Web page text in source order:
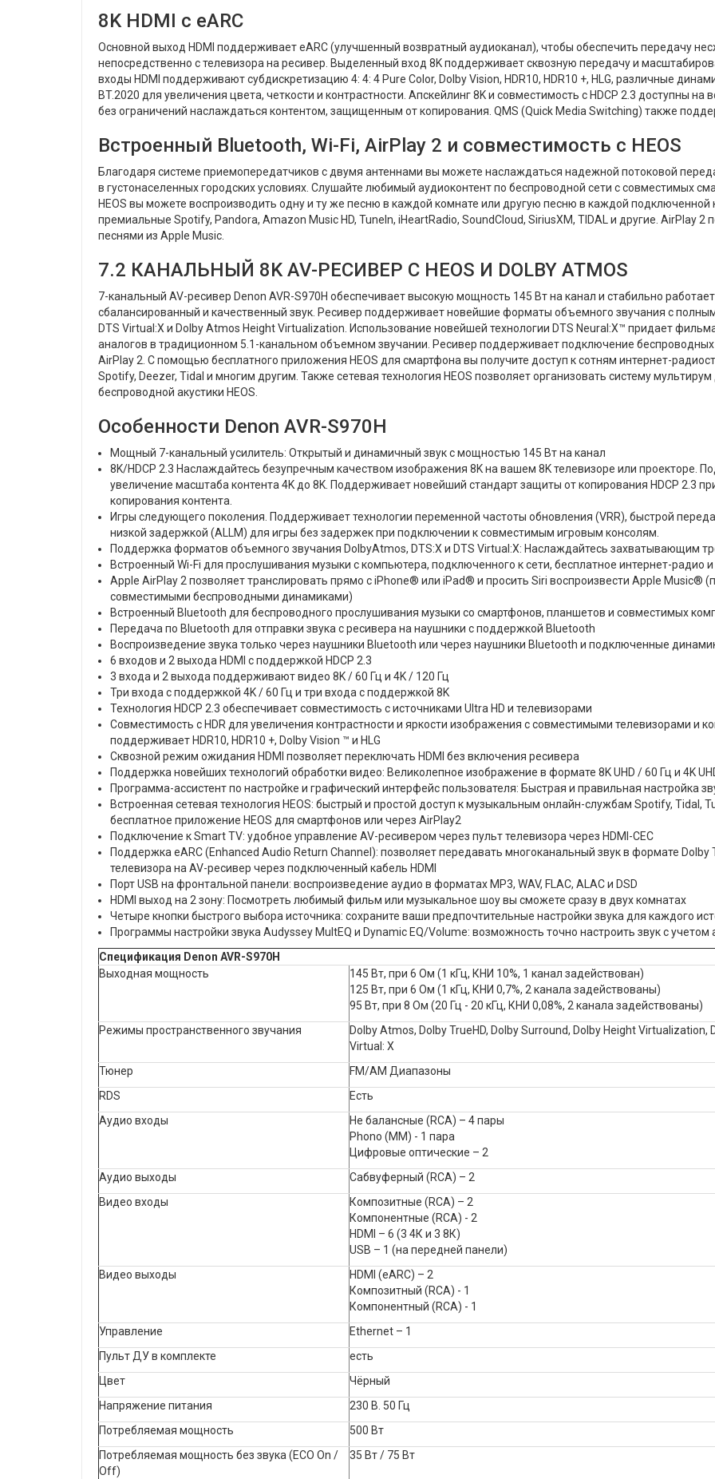
8K HDMI с eARC
Основной выход HDMI поддерживает eARC (улучшенный возвратный аудиоканал), чтобы обеспечить передачу
непосредственно с телевизора на ресивер. Выделенный вход 8K поддерживает сквозную передачу и
входы HDMI поддерживают субдискретизацию 4: 4: 4 Pure Color, Dolby Vision, HDR10, HDR10 +, HLG, различные
BT.2020 для увеличения цвета, четкости и контрастности. Апскейлинг 8K и совместимость с HDCP 2.3 доступны на
без ограничений наслаждаться контентом, защищенным от копирования. QMS (Quick Media Switching) также
Встроенный Bluetooth, Wi-Fi, AirPlay 2 и совместимость с HEOS
Благодаря системе приемопередатчиков с двумя антеннами вы можете наслаждаться надежной потоковой
в густонаселенных городских условиях. Слушайте любимый аудиоконтент по беспроводной сети с совместимых
HEOS вы можете воспроизводить одну и ту же песню в каждой комнате или другую песню в каждой
премиальные Spotify, Pandora, Amazon Music HD, TuneIn, iHeartRadio, SoundCloud, SiriusXM, TIDAL и другие. AirPlay
песнями из Apple Music.
7.2 КАНАЛЬНЫЙ 8K AV-РЕСИВЕР С HEOS И DOLBY ATMOS
7-канальный AV-ресивер Denon AVR-S970H обеспечивает высокую мощность 145 Вт на канал и стабильно
сбалансированный и качественный звук. Ресивер поддерживает новейшие форматы объемного звучания с
DTS Virtual:X и Dolby Atmos Height Virtualization. Использование новейшей технологии DTS Neural:X™ придает
аналогов в традиционном 5.1-канальном объемном звучании. Ресивер поддерживает подключение беспроводных
AirPlay 2. С помощью бесплатного приложения HEOS для смартфона вы получите доступ к сотням интернет-
Spotify, Deezer, Tidal и многим другим. Также сетевая технология HEOS позволяет организовать систему
беспроводной акустики HEOS.
Особенности Denon AVR-S970H
Мощный 7-канальный усилитель: Открытый и динамичный звук с мощностью 145 Вт на канал
8K/HDCP 2.3 Наслаждайтесь безупречным качеством изображения 8K на вашем 8K телевизоре или проекторе.
увеличение масштаба контента 4K до 8K. Поддерживает новейший стандарт защиты от копирования HDCP 2.3
копирования контента.
Игры следующего поколения. Поддерживает технологии переменной частоты обновления (VRR), быстрой
низкой задержкой (ALLM) для игры без задержек при подключении к совместимым игровым консолям.
Поддержка форматов объемного звучания DolbyAtmos, DTS:X и DTS Virtual:X: Наслаждайтесь захватывающим
Встроенный Wi-Fi для прослушивания музыки с компьютера, подключенного к сети, бесплатное интернет-радио
Apple AirPlay 2 позволяет транслировать прямо с iPhone® или iPad® и просить Siri воспроизвести Apple Music®
совместимыми беспроводными динамиками)
Встроенный Bluetooth для беспроводного прослушивания музыки со смартфонов, планшетов и совместимых
Передача по Bluetooth для отправки звука с ресивера на наушники с поддержкой Bluetooth
Воспроизведение звука только через наушники Bluetooth или через наушники Bluetooth и подключенные
6 входов и 2 выхода HDMI с поддержкой HDCP 2.3
3 входа и 2 выхода поддерживают видео 8K / 60 Гц и 4K / 120 Гц
Три входа с поддержкой 4K / 60 Гц и три входа с поддержкой 8K
Технология HDCP 2.3 обеспечивает совместимость с источниками Ultra HD и телевизорами
Совместимость с HDR для увеличения контрастности и яркости изображения с совместимыми телевизорами и
поддерживает HDR10, HDR10 +, Dolby Vision ™ и HLG
Сквозной режим ожидания HDMI позволяет переключать HDMI без включения ресивера
Поддержка новейших технологий обработки видео: Великолепное изображение в формате 8K UHD / 60 Гц и 4K
Программа-ассистент по настройке и графический интерфейс пользователя: Быстрая и правильная настройка
Встроенная сетевая технология HEOS: быстрый и простой доступ к музыкальным онлайн-службам Spotify, Tidal,
бесплатное приложение HEOS для смартфонов или через AirPlay2
Подключение к Smart TV: удобное управление AV-ресивером через пульт телевизора через HDMI-CEC
Поддержка eARC (Enhanced Audio Return Channel): позволяет передавать многоканальный звук в формате Dolby
телевизора на AV-ресивер через подключенный кабель HDMI
Порт USB на фронтальной панели: воспроизведение аудио в форматах MP3, WAV, FLAC, ALAC и DSD
HDMI выход на 2 зону: Посмотреть любимый фильм или музыкальное шоу вы сможете сразу в двух комнатах
Четыре кнопки быстрого выбора источника: сохраните ваши предпочтительные настройки звука для каждого
Программы настройки звука Audyssey MultEQ и Dynamic EQ/Volume: возможность точно настроить звук с учетом
Спецификация Denon AVR-S970H
Выходная мощность
145 Вт, при 6 Ом (1 кГц, КНИ 10%, 1 канал задействован)
125 Вт, при 6 Ом (1 кГц, КНИ 0,7%, 2 канала задействованы)
95 Вт, при 8 Ом (20 Гц - 20 кГц, КНИ 0,08%, 2 канала задействованы)
Режимы пространственного звучания
Dolby Atmos, Dolby TrueHD, Dolby Surround, Dolby Height Virtualization,
Virtual: X
Тюнер
FM/AM Диапазоны
RDS
Есть
Аудио входы
Не балансные (RCA) – 4 пары
Phono (MM) - 1 пара
Цифровые оптические – 2
Аудио выходы
Сабвуферный (RCA) – 2
Видео входы
Композитные (RCA) – 2
Компонентные (RCA) - 2
HDMI – 6 (3 4К и 3 8К)
USB – 1 (на передней панели)
Видео выходы
HDMI (eARC) – 2
Композитный (RCA) - 1
Компонентный (RCA) - 1
Управление
Ethernet – 1
Пульт ДУ в комплекте
есть
Цвет
Чёрный
Напряжение питания
230 В. 50 Гц
Потребляемая мощность
500 Вт
Потребляемая мощность без звука (ECO On /
Off)
35 Вт / 75 Вт